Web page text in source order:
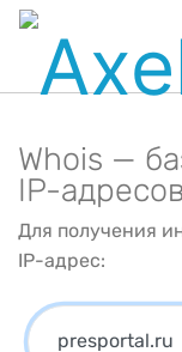
Whois —
IP-адресов
Для получения
IP-адрес: